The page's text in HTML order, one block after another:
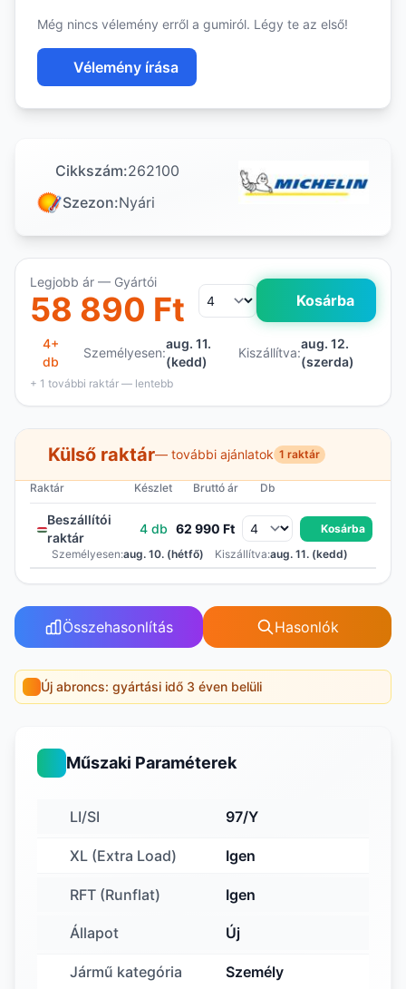
Még nincs vélemény erről a gumiról. Légy te az első!
Vélemény írása
Cikkszám:262100
Szezon:Nyári
Legjobb ár — Gyártói
58 890 Ft Kosárba
4+
db
Személyesen:
aug. 11.
(kedd)
Kiszállítva:
aug. 12.
(szerda)
+ 1 további raktár — lentebb
Külső raktár— további ajánlatok 1 raktár
Raktár Készlet Bruttó ár Db
Beszállítói
raktár
4 db 62 990 Ft
Kosárba
Személyesen:aug. 10. (hétfő) Kiszállítva:aug. 11. (kedd)
Összehasonlítás Hasonlók
Új abroncs: gyártási idő 3 éven belüli
Műszaki Paraméterek
LI/SI 97/Y
XL (Extra Load) Igen
RFT (Runflat) Igen
Állapot Új
Jármű kategória Személy